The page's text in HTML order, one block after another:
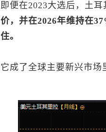
即便在2023大选后，土耳
价，并在2026年维持在
住。
它成了全球主要新兴市场